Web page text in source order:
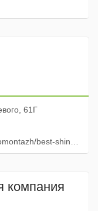
61Г
tsentr-ip-karapetov-v.k/
компания